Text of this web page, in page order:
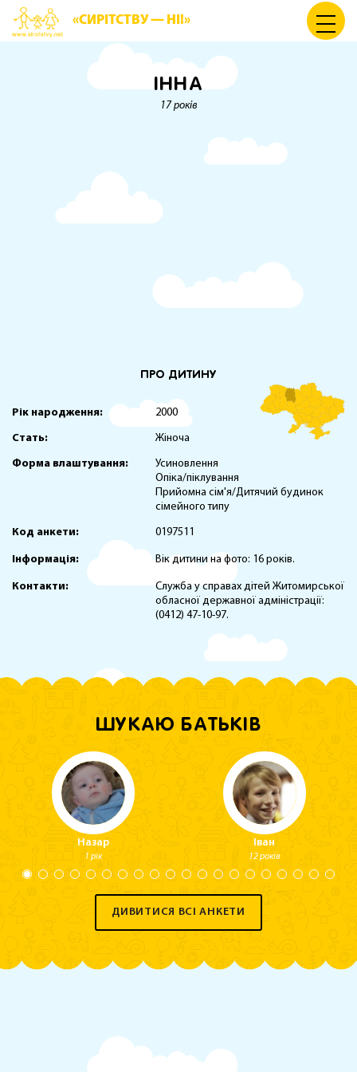
«СИРІТСТВУ — НІ!»
ІННА
17 років
ПРО ДИТИНУ
Рік народження: 2000
Стать: Жіноча
Форма влаштування:
Усиновлення
Опіка/піклування
Прийомна сім'я/Дитячий будинок
сімейного типу
Код анкети: 0197511
Інформація: Вік дитини на фото: 16 років.
Контакти:
Служба у справах дітей Житомирської
обласної державної адміністрації:
(0412) 47-10-97.
ШУКАЮ БАТЬКІВ
Назар
1 рік
Іван
12 років
ДИВИТИСЯ ВСІ АНКЕТИ